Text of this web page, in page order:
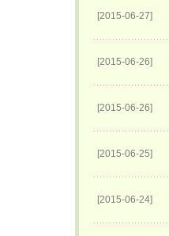
[2015-06-27]
[2015-06-26]
[2015-06-26]
[2015-06-25]
[2015-06-24]